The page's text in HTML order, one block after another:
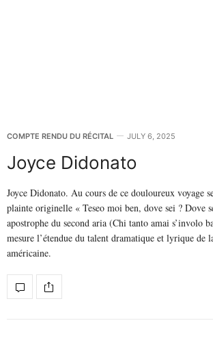
COMPTE RENDU DU RÉCITAL JULY 6, 2025
Joyce Didonato
Joyce Didonato. Au cours de ce douloureux voyage
plainte originelle « Teseo moi ben, dove sei ? Dove
apostrophe du second aria (Chi tanto amai s’involo
mesure l’étendue du talent dramatique et lyrique de
américaine.